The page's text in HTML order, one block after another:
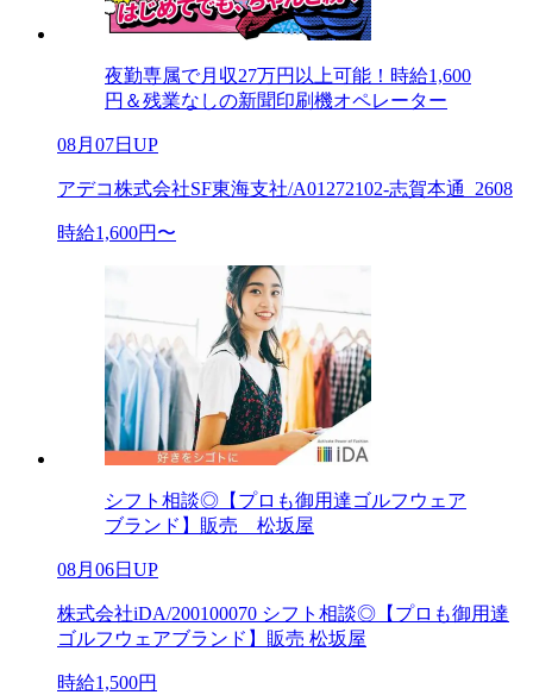
夜勤専属で月収27万円以上可能！時給1,600
円＆残業なしの新聞印刷機オペレーター
08月07日UP
アデコ株式会社SF東海支社/A01272102-志賀本通_2608
時給1,600円〜
シフト相談◎【プロも御用達ゴルフウェア
ブランド】販売 松坂屋
08月06日UP
株式会社iDA/200100070 シフト相談◎【プロも御用達
ゴルフウェアブランド】販売 松坂屋
時給1,500円